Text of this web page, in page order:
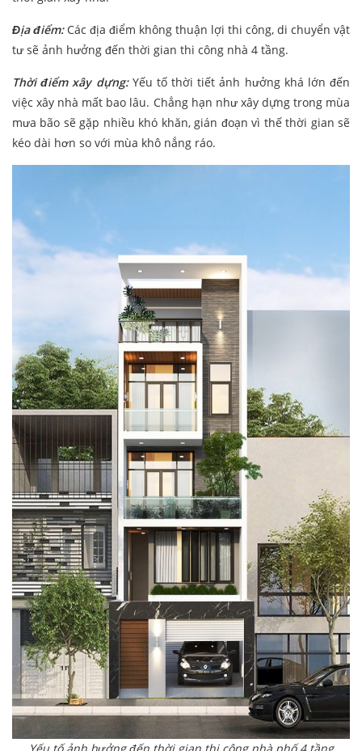
Địa điểm: Các địa điểm không thuận lợi thi công, di chuyển vật
tư sẽ ảnh hưởng đến thời gian thi công nhà 4 tầng.
Thời điểm xây dựng:Yếu tố thời tiết ảnh hưởng khá lớn đến
việc xây nhà mất bao lâu. Chẳng hạn như xây dựng trong mùa
mưa bão sẽ gặp nhiều khó khăn, gián đoạn vì thế thời gian sẽ
kéo dài hơn so với mùa khô nắng ráo.